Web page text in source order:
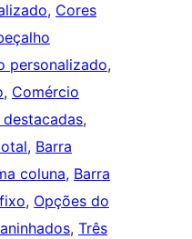
, Cores
personalizado
, Comércio
destacadas
, Barra
coluna, Barra
, Opções do
, Três